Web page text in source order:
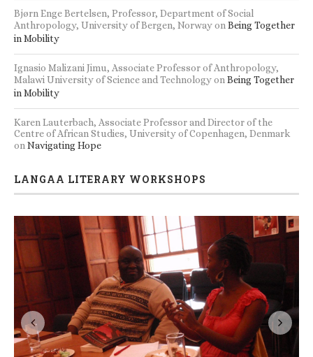
Bjørn Enge Bertelsen, Professor, Department of Social
Anthropology, University of Bergen, NorwayonBeing Together
in Mobility
Ignasio Malizani Jimu, Associate Professor of Anthropology,
Malawi University of Science and TechnologyonBeing Together
in Mobility
Karen Lauterbach, Associate Professor and Director of the
Centre of African Studies, University of Copenhagen, Denmark
onNavigating Hope
LANGAA LITERARY WORKSHOPS